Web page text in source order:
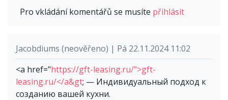
Pro vkládání komentářů se musíte přihlásit
Jacobdiums (neověřeno) | Pá 22.11.2024 11:02
<a href="https://gft-leasing.ru/">gft-
leasing.ru/</a&gt; — Индивидуальный подход к
созданию вашей кухни.